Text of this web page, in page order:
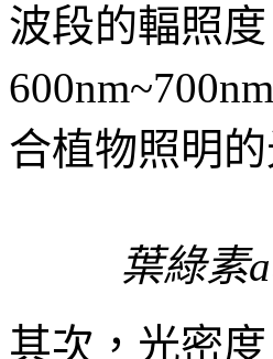
波段的輻照
合植物照明
葉綠素
其次，光密